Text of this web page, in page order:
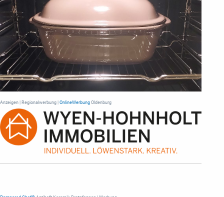
Anzeigen | Regionalwerbung | OnlineWerbung Oldenburg